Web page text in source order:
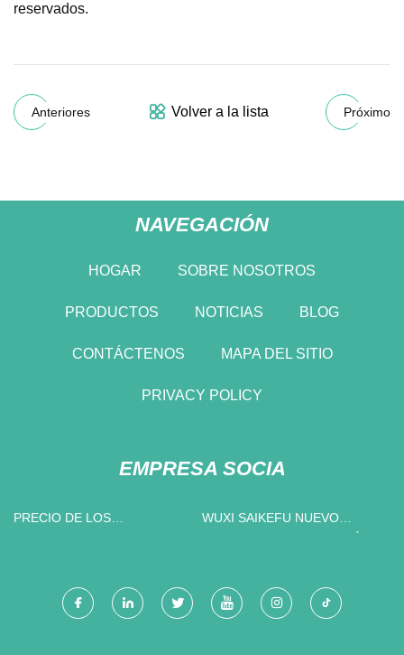
reservados.
Anteriores Volver a la lista Próximo
NAVEGACIÓN
HOGAR SOBRE NOSOTROS
PRODUCTOS NOTICIAS BLOG
CONTÁCTENOS MAPA DEL SITIO
PRIVACY POLICY
EMPRESA SOCIA
PRECIO DE LOS
WUXI SAIKEFU NUEVO